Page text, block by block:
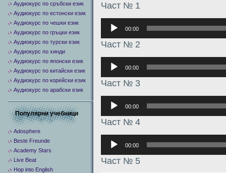
Част № 1
Аудиоплеер
00:00
Част № 2
Аудиоплеер
00:00
Част № 3
Аудиоплеер
00:00
Част № 4
Аудиоплеер
00:00
Част № 5
Аудиокурс по сръбски език
Аудиокурс по естонски език
Аудиокурс по чешки език
Аудиокурс по гръцки език
Аудиокурс по турски език
Аудиокурс по хинди
Аудиокурс по японски език
Аудиокурс по китайски език
Аудиокурс по корейски език
Аудиокурс по арабски език
Популярни учебници
Adosphere
Beste Freunde
Academy Stars
Live Beat
Hop into English